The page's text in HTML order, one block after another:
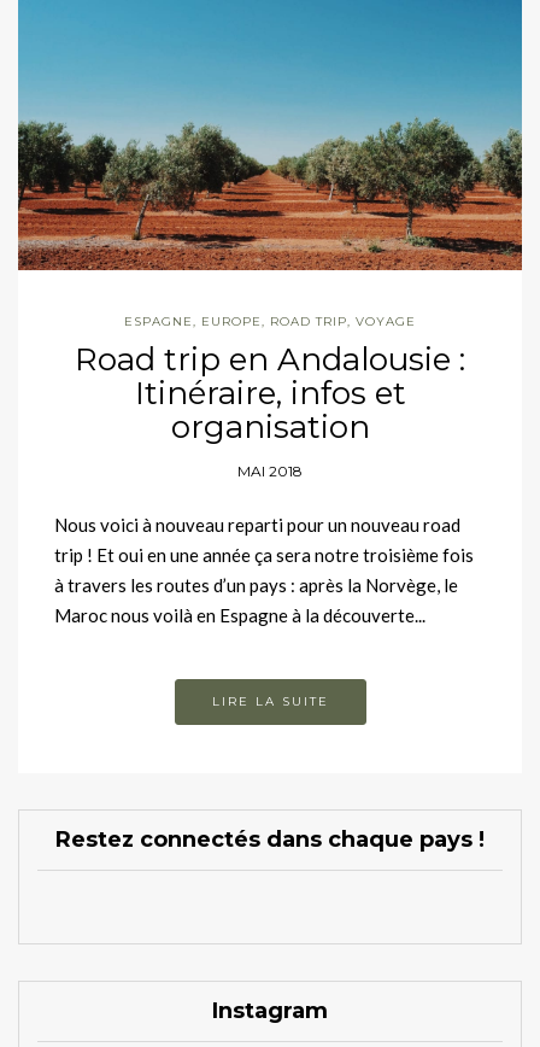
ESPAGNE, EUROPE, ROAD TRIP, VOYAGE
Road trip en Andalousie :
Itinéraire, infos et
organisation
MAI 2018
Nous voici à nouveau reparti pour un nouveau road
trip ! Et oui en une année ça sera notre troisième fois
à travers les routes d’un pays : après la Norvège, le
Maroc nous voilà en Espagne à la découverte...
LIRE LA SUITE
Restez connectés dans chaque pays !
Instagram